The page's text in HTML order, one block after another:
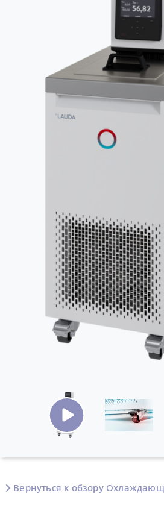
Вернуться к обзору